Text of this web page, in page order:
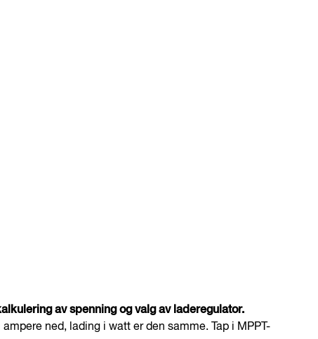
av spenning og valg av laderegulator.
ned, lading i watt er den samme. Tap i MPPT-